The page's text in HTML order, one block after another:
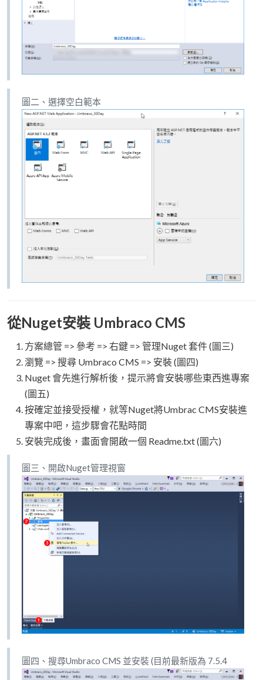
圖二、選擇空白範本
從Nuget安裝 Umbraco CMS
方案總管 => 參考 => 右鍵 => 管理Nuget 套件 (圖三)
瀏覽 => 搜尋 Umbraco CMS => 安裝 (圖四)
Nuget 會先進行解析後，提示將會安裝哪些東西進專案
(圖五)
按確定並接受授權，就等Nuget將Umbrac CMS安裝進
專案中吧，這步驟會花點時間
安裝完成後，畫面會開啟一個 Readme.txt (圖六)
圖三、開啟Nuget管理視窗
圖四、搜尋Umbraco CMS 並安裝 (目前最新版為 7.5.4